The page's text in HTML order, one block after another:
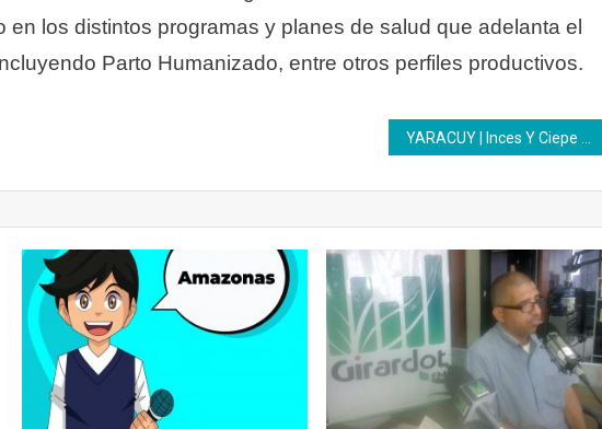
los distintos programas y planes de salud que adelanta el
Parto Humanizado, entre otros perfiles productivos.
YARACUY | Inces Y Ciepe conforman Comité Técnico Promotor